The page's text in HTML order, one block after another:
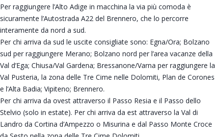
Per raggiungere l’Alto Adige in macchina la via più comoda è
sicuramente l’Autostrada A22 del Brennero, che lo percorre
interamente da nord a sud.
Per chi arriva da sud le uscite consigliate sono: Egna/Ora; Bolzano
sud per raggiungere Merano; Bolzano nord per l’area vacanze della
Val d’Ega; Chiusa/Val Gardena; Bressanone/Varna per raggiungere la
Val Pusteria, la zona delle Tre Cime nelle Dolomiti, Plan de Corones
e l’Alta Badia; Vipiteno; Brennero.
Per chi arriva da ovest attraverso il Passo Resia e il Passo dello
Stelvio (solo in estate). Per chi arriva da est attraverso la Val di
Landro da Cortina d’Ampezzo o Misurina e dal Passo Monte Croce